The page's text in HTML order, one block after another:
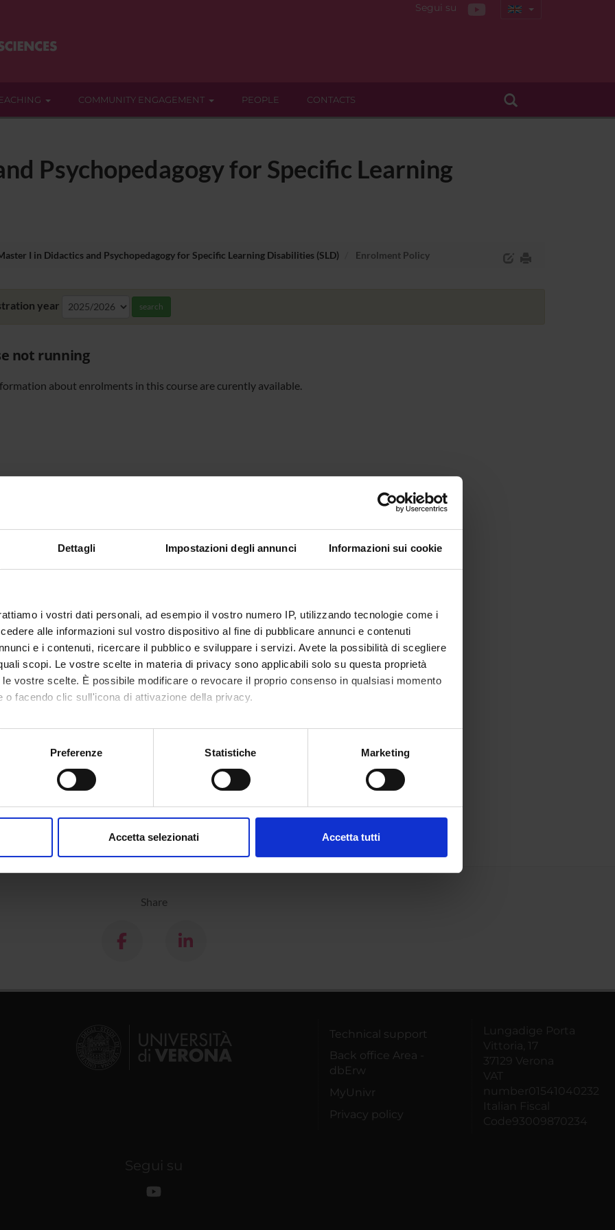
Dettagli Impostazioni degli annunci Informazioni sui cookie
i vostri dati personali, ad esempio il vostro numero IP, utilizzando tecnologie come i
alle informazioni sul vostro dispositivo al fine di pubblicare annunci e contenuti
e i contenuti, ricercare il pubblico e sviluppare i servizi. Avete la possibilità di scegliere
scopi. Le vostre scelte in materia di privacy sono applicabili solo su questa proprietà
vostre scelte. È possibile modificare o revocare il proprio consenso in qualsiasi momento
o facendo clic sull'icona di attivazione della privacy.
anche:
sulla tua posizione geografica, con un'approssimazione di qualche metro,
in qualsiasi momento dalla Dichiarazione sui cookie.
Preferenze Statistiche Marketing
Accetta selezionati Accetta tutti
Segui su
COMMUNITY ENGAGEMENT PEOPLE CONTACTS
Psychopedagogy for Specific Learning
I in Didactics and Psychopedagogy for Specific Learning Disabilities (SLD) Enrolment Policy
year search
not running
about enrolments in this course are curently available.
Share
Technical support
Back office Area -
dbErw
MyUnivr
Privacy policy
Lungadige Porta
Vittoria, 17
37129 Verona
VAT
number01541040232
Italian Fiscal
Code93009870234
Segui su